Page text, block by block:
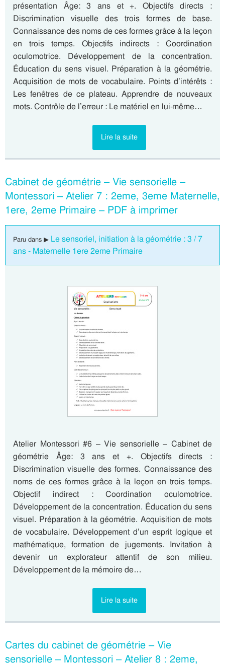
présentation Âge: 3 ans et +. Objectifs directs :
Discrimination visuelle des trois formes de base.
Connaissance des noms de ces formes grâce à la leçon
en trois temps. Objectifs indirects : Coordination
oculomotrice. Développement de la concentration.
Éducation du sens visuel. Préparation à la géométrie.
Acquisition de mots de vocabulaire. Points d’intérêts :
Les fenêtres de ce plateau. Apprendre de nouveaux
mots. Contrôle de l’erreur : Le matériel en lui-même…
Lire la suite
Cabinet de géométrie – Vie sensorielle –
Montessori – Atelier 7 : 2eme, 3eme Maternelle,
1ere, 2eme Primaire – PDF à imprimer
Paru dans ▶ Le sensoriel, initiation à la géométrie : 3 / 7
ans - Maternelle 1ere 2eme Primaire
Atelier Montessori #6 – Vie sensorielle – Cabinet de
géométrie Âge: 3 ans et +. Objectifs directs :
Discrimination visuelle des formes. Connaissance des
noms de ces formes grâce à la leçon en trois temps.
Objectif indirect : Coordination oculomotrice.
Développement de la concentration. Éducation du sens
visuel. Préparation à la géométrie. Acquisition de mots
de vocabulaire. Développement d’un esprit logique et
mathématique, formation de jugements. Invitation à
devenir un explorateur attentif de son milieu.
Développement de la mémoire de…
Lire la suite
Cartes du cabinet de géométrie – Vie
sensorielle – Montessori – Atelier 8 : 2eme,